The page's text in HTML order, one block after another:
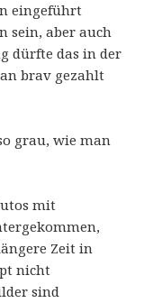
eingeführt
sein, aber auch
dürfte das in der
brav gezahlt
grau, wie man
mit
Zeit in
nicht
sind